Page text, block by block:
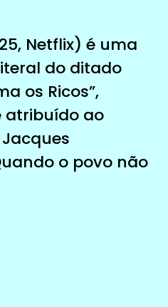
Netflix) é uma
do ditado
os Ricos”,
ao
o povo não